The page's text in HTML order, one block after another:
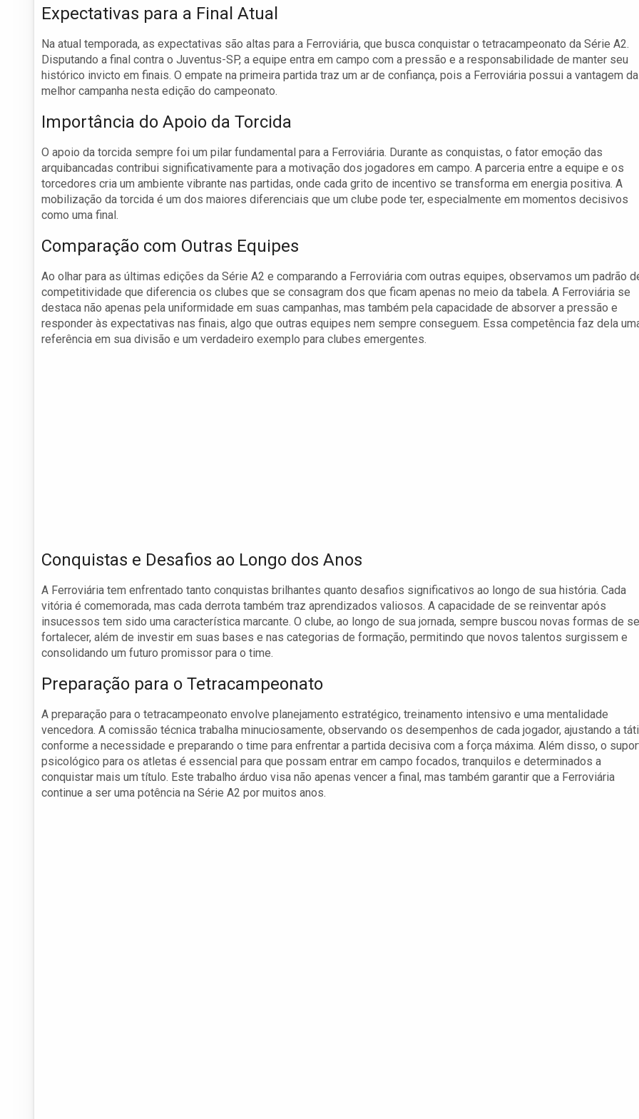
Expectativas para a Final Atual
Na atual temporada, as expectativas são altas para a Ferroviária, que busca conquistar o tetracampeonato da Série A2.
Disputando a final contra o Juventus-SP, a equipe entra em campo com a pressão e a responsabilidade de manter seu
histórico invicto em finais. O empate na primeira partida traz um ar de confiança, pois a Ferroviária possui a vantagem da
melhor campanha nesta edição do campeonato.
Importância do Apoio da Torcida
O apoio da torcida sempre foi um pilar fundamental para a Ferroviária. Durante as conquistas, o fator emoção das
arquibancadas contribui significativamente para a motivação dos jogadores em campo. A parceria entre a equipe e os
torcedores cria um ambiente vibrante nas partidas, onde cada grito de incentivo se transforma em energia positiva. A
mobilização da torcida é um dos maiores diferenciais que um clube pode ter, especialmente em momentos decisivos
como uma final.
Comparação com Outras Equipes
Ao olhar para as últimas edições da Série A2 e comparando a Ferroviária com outras equipes, observamos um padrão
competitividade que diferencia os clubes que se consagram dos que ficam apenas no meio da tabela. A Ferroviária se
destaca não apenas pela uniformidade em suas campanhas, mas também pela capacidade de absorver a pressão e
responder às expectativas nas finais, algo que outras equipes nem sempre conseguem. Essa competência faz dela
referência em sua divisão e um verdadeiro exemplo para clubes emergentes.
Conquistas e Desafios ao Longo dos Anos
A Ferroviária tem enfrentado tanto conquistas brilhantes quanto desafios significativos ao longo de sua história. Cada
vitória é comemorada, mas cada derrota também traz aprendizados valiosos. A capacidade de se reinventar após
insucessos tem sido uma característica marcante. O clube, ao longo de sua jornada, sempre buscou novas formas de se
fortalecer, além de investir em suas bases e nas categorias de formação, permitindo que novos talentos surgissem e
consolidando um futuro promissor para o time.
Preparação para o Tetracampeonato
A preparação para o tetracampeonato envolve planejamento estratégico, treinamento intensivo e uma mentalidade
vencedora. A comissão técnica trabalha minuciosamente, observando os desempenhos de cada jogador, ajustando a
conforme a necessidade e preparando o time para enfrentar a partida decisiva com a força máxima. Além disso, o
psicológico para os atletas é essencial para que possam entrar em campo focados, tranquilos e determinados a
conquistar mais um título. Este trabalho árduo visa não apenas vencer a final, mas também garantir que a Ferroviária
continue a ser uma potência na Série A2 por muitos anos.